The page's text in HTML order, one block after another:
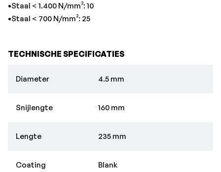
•Staal < 1.400 N/mm²: 10
•Staal < 700 N/mm²: 25
TECHNISCHE SPECIFICATIES
Diameter 4.5 mm
Snijlengte 160 mm
Lengte 235 mm
Coating Blank